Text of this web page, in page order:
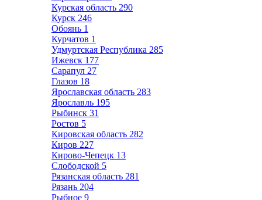
Курская область 290
Курск 246
Обоянь 1
Курчатов 1
Удмуртская Республика 285
Ижевск 177
Сарапул 27
Глазов 18
Ярославская область 283
Ярославль 195
Рыбинск 31
Ростов 5
Кировская область 282
Киров 227
Кирово-Чепецк 13
Слободской 5
Рязанская область 281
Рязань 204
Рыбное 9